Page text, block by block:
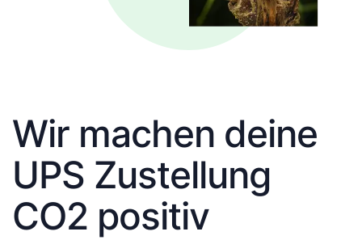
Wir machen deine
UPS Zustellung
CO2 positiv